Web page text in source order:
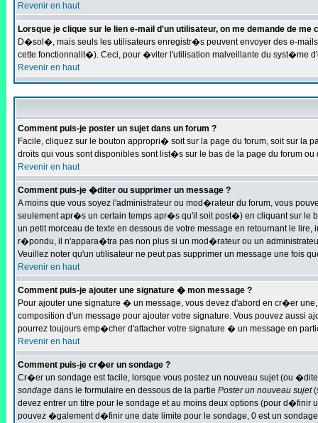
Revenir en haut
Lorsque je clique sur le lien e-mail d'un utilisateur, on me demande de me
D�sol�, mais seuls les utilisateurs enregistr�s peuvent envoyer des e-
cette fonctionnalit�). Ceci, pour �viter l'utilisation malveillante du syst�me
Revenir en haut
Comment puis-je poster un sujet dans un forum ?
Facile, cliquez sur le bouton appropri� soit sur la page du forum, soit sur la
droits qui vous sont disponibles sont list�s sur le bas de la page du forum
Revenir en haut
Comment puis-je �diter ou supprimer un message ?
A moins que vous soyez l'administrateur ou mod�rateur du forum, vous
seulement apr�s un certain temps apr�s qu'il soit post�) en cliquant sur le
un petit morceau de texte en dessous de votre message en retournant le
r�pondu, il n'appara�tra pas non plus si un mod�rateur ou un
Veuillez noter qu'un utilisateur ne peut pas supprimer un message une fois
Revenir en haut
Comment puis-je ajouter une signature � mon message ?
Pour ajouter une signature � un message, vous devez d'abord en cr�er
composition d'un message pour ajouter votre signature. Vous pouvez aussi
pourrez toujours emp�cher d'attacher votre signature � un message en
Revenir en haut
Comment puis-je cr�er un sondage ?
Cr�er un sondage est facile, lorsque vous postez un nouveau sujet (ou
sondage dans le formulaire en dessous de la partie Poster un nouveau sujet
devez entrer un titre pour le sondage et au moins deux options (pour
pouvez �galement d�finir une date limite pour le sondage, 0 est un